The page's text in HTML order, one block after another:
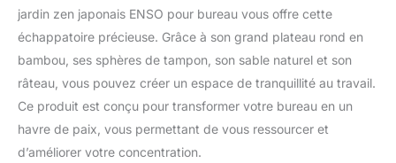
jardin zen japonais ENSO pour bureau vous offre cette
échappatoire précieuse. Grâce à son grand plateau rond en
bambou, ses sphères de tampon, son sable naturel et son
râteau, vous pouvez créer un espace de tranquillité au travail.
Ce produit est conçu pour transformer votre bureau en un
havre de paix, vous permettant de vous ressourcer et
d’améliorer votre concentration.